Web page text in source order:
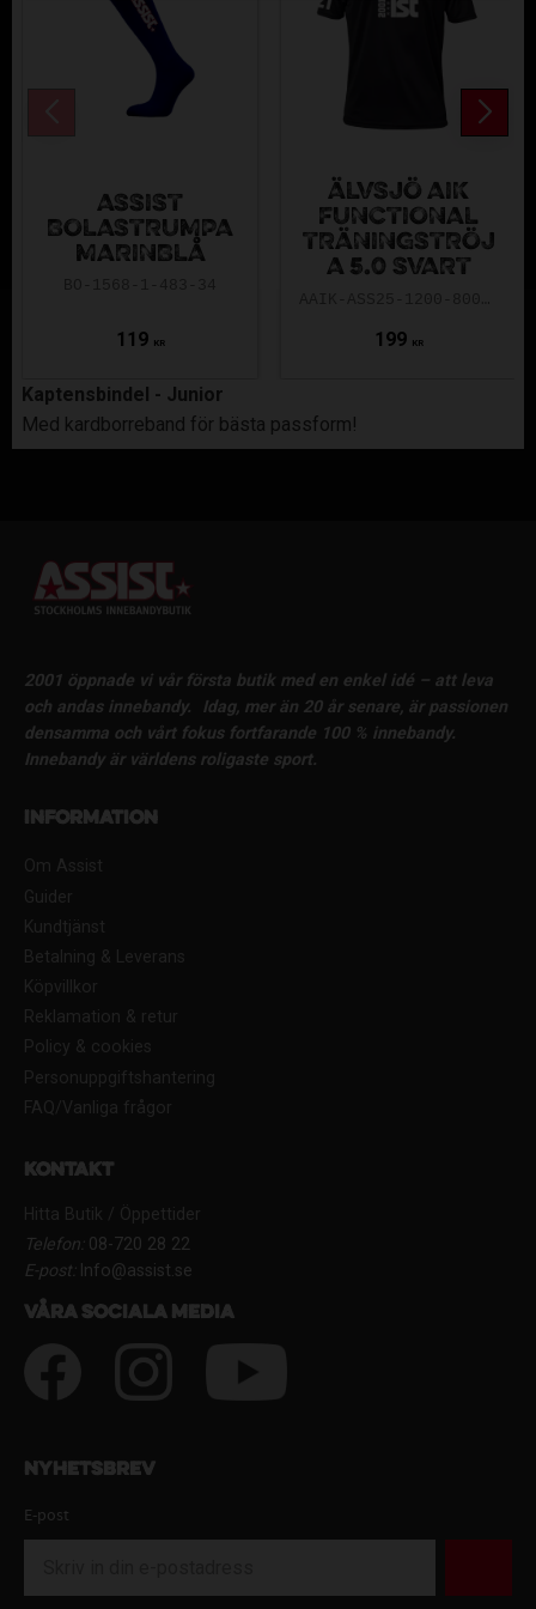
ASSIST
BOLASTRUMPA
MARINBLÅ
119 KR
ÄLVSJÖ AIK
FUNCTIONAL
TRÄNINGSTRÖJ
A 5.0 SVART
199 KR
Kaptensbindel - Junior
Med kardborreband för bästa passform!
2001 öppnade vi vår första butik med en enkel idé – att leva
och andas innebandy.
Idag, mer än 20 år senare, är passionen
densamma och vårt fokus fortfarande 100 % innebandy.
Innebandy är världens roligaste sport.
Information
Om Assist
Guider
Kundtjänst
Betalning & Leverans
Köpvillkor
Reklamation & retur
Policy & cookies
Personuppgiftshantering
FAQ/Vanliga frågor
Kontakt
Hitta Butik / Öppettider
Telefon:08-720 28 22
E-post:Info@assist.se
Våra sociala media
Nyhetsbrev
E-post